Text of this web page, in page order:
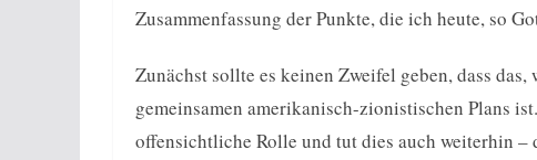
Zusammenfassung der Punkte, die ich heute, so
Zunächst sollte es keinen Zweifel geben, dass
gemeinsamen amerikanisch-zionistischen Plans
offensichtliche Rolle und tut dies auch weiterhin